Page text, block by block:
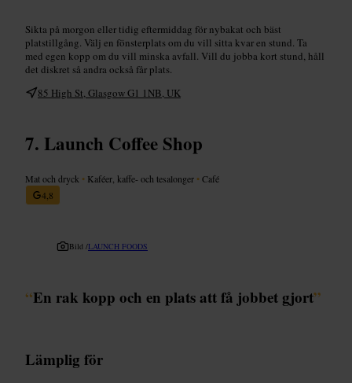
Sikta på morgon eller tidig eftermiddag för nybakat och bäst
platstillgång. Välj en fönsterplats om du vill sitta kvar en stund. Ta
med egen kopp om du vill minska avfall. Vill du jobba kort stund, håll
det diskret så andra också får plats.
85 High St, Glasgow G1 1NB, UK
Launch Coffee Shop
Mat och dryck • Kaféer, kaffe- och tesalonger •Café
4,8
Bild /LAUNCH FOODS
“En rak kopp och en plats att få jobbet gjort”
Lämplig för